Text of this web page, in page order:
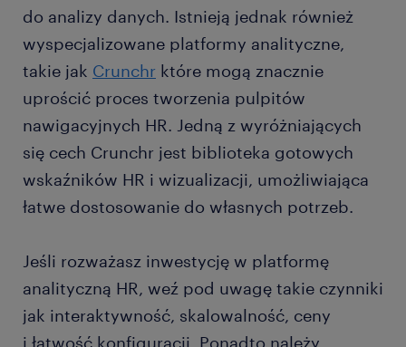
do analizy danych. Istnieją jednak również
wyspecjalizowane platformy analityczne,
takie jak Crunchr które mogą znacznie
uprościć proces tworzenia pulpitów
nawigacyjnych HR. Jedną z wyróżniających
się cech Crunchr jest biblioteka gotowych
wskaźników HR i wizualizacji, umożliwiająca
łatwe dostosowanie do własnych potrzeb.
Jeśli rozważasz inwestycję w platformę
analityczną HR, weź pod uwagę takie czynniki
jak interaktywność, skalowalność, ceny
i łatwość konfiguracji. Ponadto należy